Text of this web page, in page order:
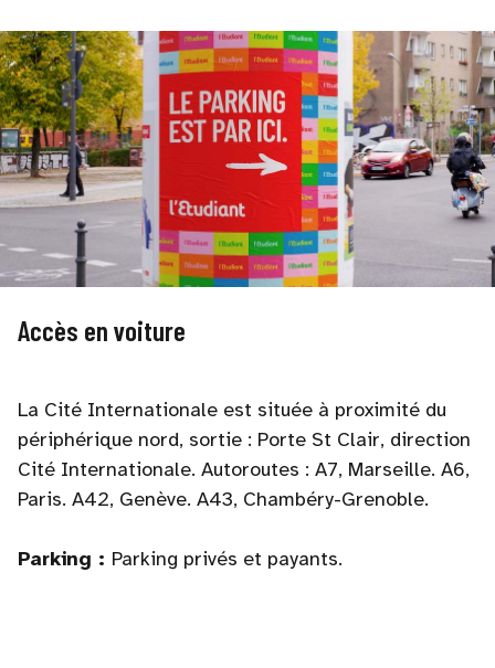
Accès en voiture
La Cité Internationale est située à proximité du
périphérique nord, sortie : Porte St Clair, direction
Cité Internationale. Autoroutes : A7, Marseille. A6,
Paris. A42, Genève. A43, Chambéry-Grenoble.
Parking : Parking privés et payants.